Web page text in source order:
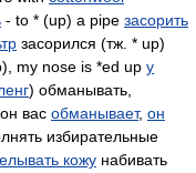
- to * (up) a pipe засорить
засорился (тж. * up)
my nose is *ed up у
) обманывать,
вас обманывает, он
избирательные
кожу набивать